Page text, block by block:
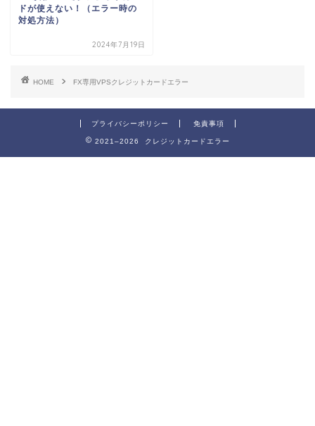
ドが使えない！（エラー時の
対処方法）
2024年7月19日
HOME FX専用VPSクレジットカードエラー
プライバシーポリシー 免責事項
2021–2026 クレジットカードエラー